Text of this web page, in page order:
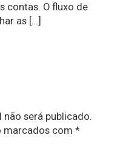
contas. O fluxo de
as […]
não será publicado.
marcados com *